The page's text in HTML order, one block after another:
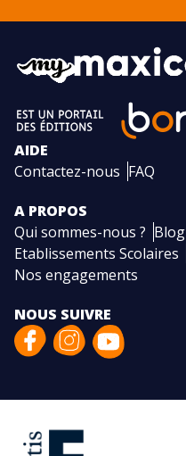
AIDE
Contactez-nous FAQ
A PROPOS
Qui sommes-nous ? Blog
Etablissements Scolaires
Nos engagements
NOUS SUIVRE